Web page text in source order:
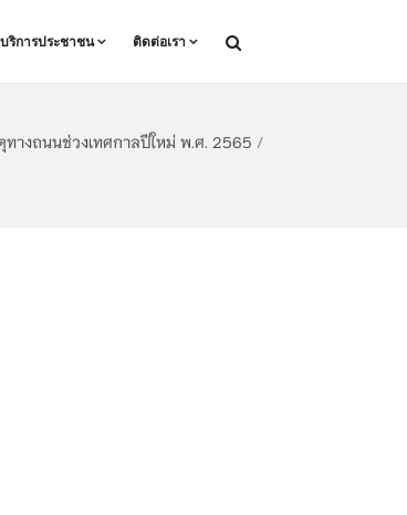
บริการประชาชน ติดต่อเรา
างถนนช่วงเทศกาลปีใหม่ พ.ศ. 2565 /